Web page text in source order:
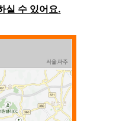
실 수 있어요.